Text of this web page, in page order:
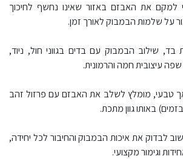
למקם את האבזם באזור שאינו נחשף לחיכוך
על שלמות הבמבוק לאורך זמן.
בד, שילוב הבמבוק עם בדים בגווני חול, ניוד,
שפה עיצובית חמה והרמונית.
טבעי, מומלץ לשלב את האבזם עם פרזול זהב
באותו גוון מתכת.
לבדוק את איכות הבמבוק והחיבור לכל יחידה,
וגימור מקצועי.